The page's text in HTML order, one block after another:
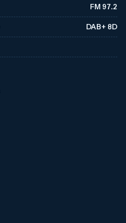
FM 97.2
DAB+ 8D